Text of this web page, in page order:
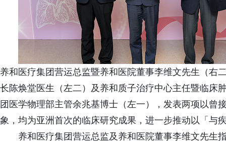
养和医疗集团营运总监暨养和医院董事李维文先生（右
长陈焕堂医生（左二）及养和质子治疗中心主任暨临床
团医学物理部主管余兆基博士（左一），发表两项以曾
象，均为亚洲首次的临床研究成果，进一步推动以「与
养和医疗集团营运总监及养和医院董事李维文先生